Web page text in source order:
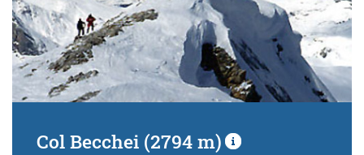
Col Becchei (2794 m)